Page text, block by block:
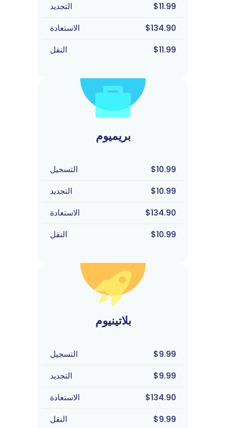
$11.99
التجديد
$134.90
الاستعادة
$11.99
النقل
بريميوم
$10.99
التسجيل
$10.99
التجديد
$134.90
الاستعادة
$10.99
النقل
بلاتينيوم
$9.99
التسجيل
$9.99
التجديد
$134.90
الاستعادة
$9.99
النقل